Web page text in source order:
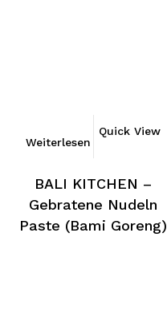
Weiterlesen
Quick View
BALI KITCHEN –
Gebratene Nudeln
Paste (Bami Goreng)